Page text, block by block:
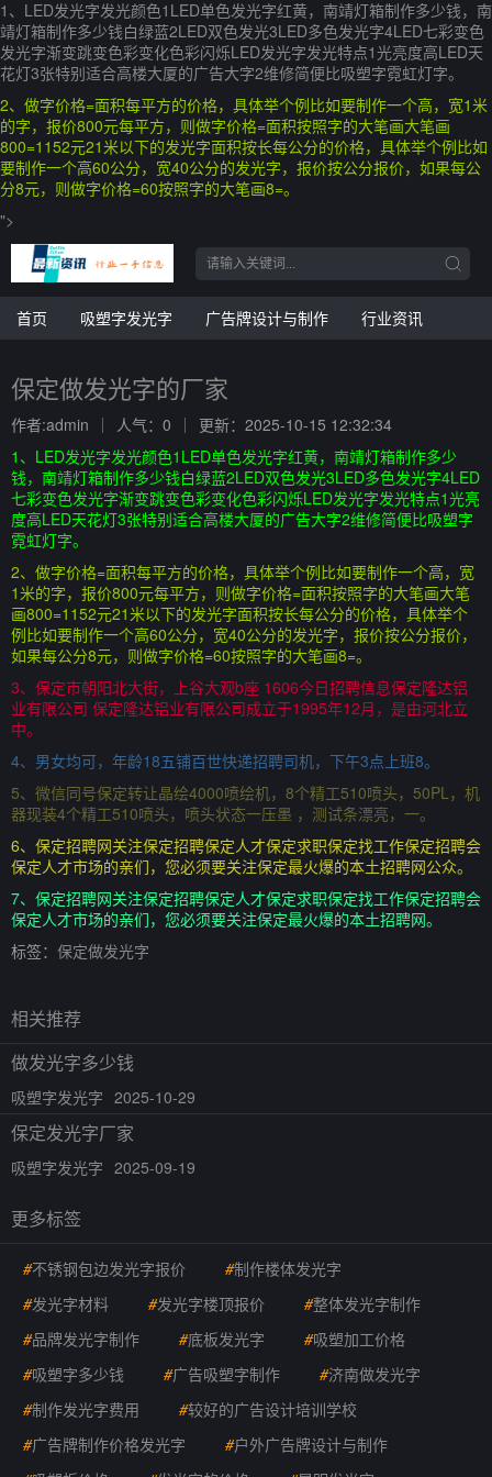
1、LED发光字发光颜色1LED单色发光字红黄，南靖灯箱制作多少钱，南
靖灯箱制作多少钱白绿蓝2LED双色发光3LED多色发光字4LED七彩变色
发光字渐变跳变色彩变化色彩闪烁LED发光字发光特点1光亮度高LED天
花灯3张特别适合高楼大厦的广告大字2维修简便比吸塑字霓虹灯字。
2、做字价格=面积每平方的价格，具体举个例比如要制作一个高，宽1米
的字，报价800元每平方，则做字价格=面积按照字的大笔画大笔画
800=1152元21米以下的发光字面积按长每公分的价格，具体举个例比如
要制作一个高60公分，宽40公分的发光字，报价按公分报价，如果每公
分8元，则做字价格=60按照字的大笔画8=。
">
首页 吸塑字发光字 广告牌设计与制作 行业资讯
保定做发光字的厂家
作者:admin 人气：0
更新：2025-10-15 12:32:34
1、LED发光字发光颜色1LED单色发光字红黄，南靖灯箱制作多少
钱，南靖灯箱制作多少钱白绿蓝2LED双色发光3LED多色发光字4LED
七彩变色发光字渐变跳变色彩变化色彩闪烁LED发光字发光特点1光亮
度高LED天花灯3张特别适合高楼大厦的广告大字2维修简便比吸塑字
霓虹灯字。
2、做字价格=面积每平方的价格，具体举个例比如要制作一个高，宽
1米的字，报价800元每平方，则做字价格=面积按照字的大笔画大笔
画800=1152元21米以下的发光字面积按长每公分的价格，具体举个
例比如要制作一个高60公分，宽40公分的发光字，报价按公分报价，
如果每公分8元，则做字价格=60按照字的大笔画8=。
3、保定市朝阳北大街，上谷大观b座 1606今日招聘信息保定隆达铝
业有限公司 保定隆达铝业有限公司成立于1995年12月，是由河北立
中。
4、男女均可，年龄18五铺百世快递招聘司机，下午3点上班8。
5、微信同号保定转让晶绘4000喷绘机，8个精工510喷头，50PL，机
器现装4个精工510喷头，喷头状态一压墨 ，测试条漂亮，一。
6、保定招聘网关注保定招聘保定人才保定求职保定找工作保定招聘会
保定人才市场的亲们，您必须要关注保定最火爆的本土招聘网公众。
7、保定招聘网关注保定招聘保定人才保定求职保定找工作保定招聘会
保定人才市场的亲们，您必须要关注保定最火爆的本土招聘网。
标签： 保定做发光字
相关推荐
做发光字多少钱
吸塑字发光字 2025-10-29
保定发光字厂家
吸塑字发光字 2025-09-19
更多标签
#不锈钢包边发光字报价 #制作楼体发光字
#发光字材料 #发光字楼顶报价 #整体发光字制作
#品牌发光字制作 #底板发光字 #吸塑加工价格
#吸塑字多少钱 #广告吸塑字制作 #济南做发光字
#制作发光字费用 #较好的广告设计培训学校
#广告牌制作价格发光字 #户外广告牌设计与制作